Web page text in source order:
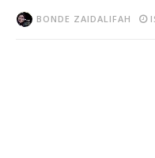
BONDE ZAIDALIFAH